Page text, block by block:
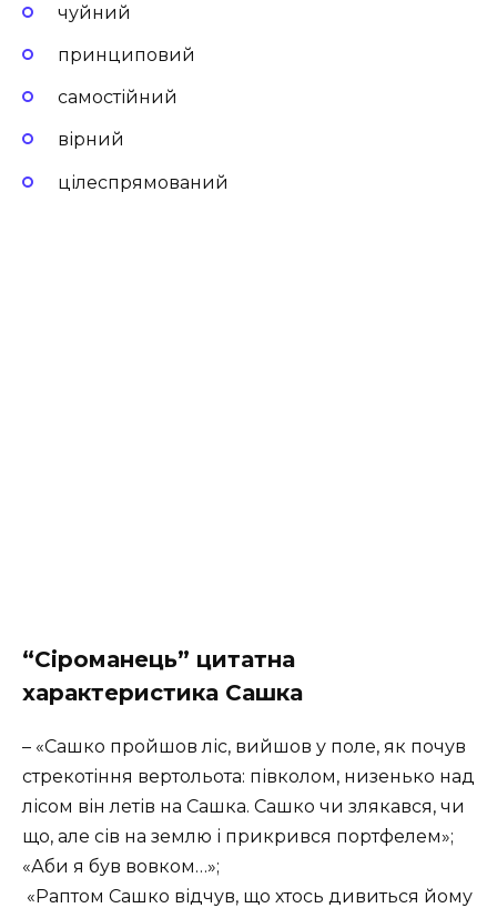
чуйний
принциповий
самостійний
вірний
цілеспрямований
“Сіроманець” цитатна
характеристика Сашка
– «Сашко пройшов ліс, вийшов у поле, як почув
стрекотіння вертольота: півколом, низенько над
лісом він летів на Сашка. Сашко чи злякався, чи
що, але сів на землю і прикрився портфелем»;
«Аби я був вовком…»;
«Раптом Сашко відчув, що хтось дивиться йому